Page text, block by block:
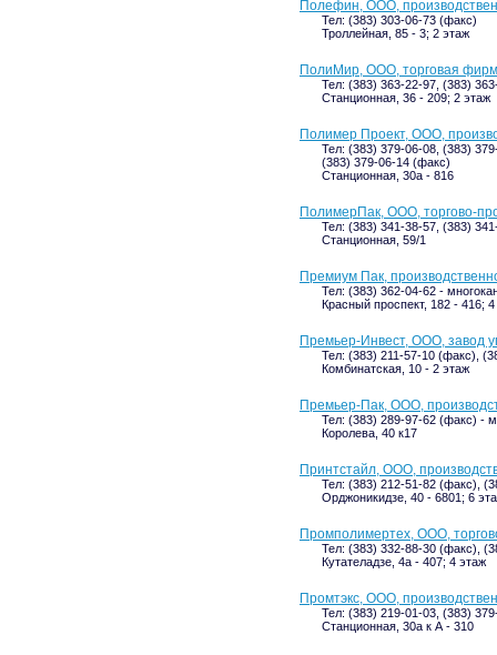
Полефин, ООО,
Тел: (383) 303-06-73 (факс)
Троллейная, 85 - 3; 2 этаж
ПолиМир, ООО, торговая
Тел: (383) 363-22-97, (383)
Станционная, 36 - 209; 2 этаж
Полимер Проект, ООО,
Тел: (383) 379-06-08, (383)
(383) 379-06-14 (факс)
Станционная, 30а - 816
ПолимерПак, ООО, торгово-
Тел: (383) 341-38-57, (383)
Станционная, 59/1
Премиум Пак,
Тел: (383) 362-04-62 -
Красный проспект, 182 - 416;
Премьер-Инвест, ООО, завод
Тел: (383) 211-57-10 (факс),
Комбинатская, 10 - 2 этаж
Премьер-Пак, ООО,
Тел: (383) 289-97-62 (факс) -
Королева, 40 к17
Принтстайл, ООО,
Тел: (383) 212-51-82 (факс),
Орджоникидзе, 40 - 6801; 6
Промполимертех, ООО,
Тел: (383) 332-88-30 (факс),
Кутателадзе, 4а - 407; 4 этаж
Промтэкс, ООО,
Тел: (383) 219-01-03, (383)
Станционная, 30а к А - 310